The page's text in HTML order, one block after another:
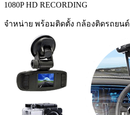
1080P HD RECORDING
จำหน่าย พร้อมติดตั้ง กล้องติดรถยนต์